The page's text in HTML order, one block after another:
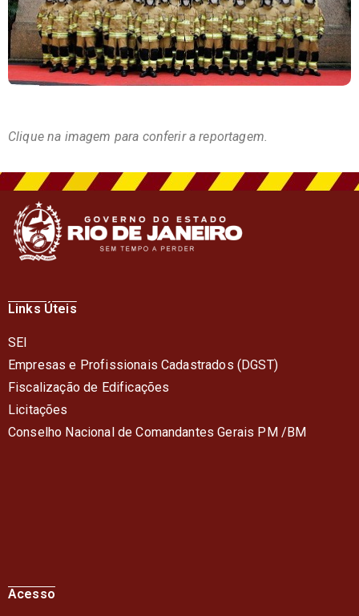
Clique na imagem para conferir a reportagem.
Links Úteis
SEI
Empresas e Profissionais Cadastrados (DGST)
Fiscalização de Edificações
Licitações
Conselho Nacional de Comandantes Gerais PM /BM
Acesso